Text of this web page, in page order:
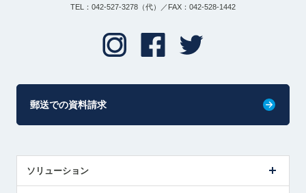
TEL：042-527-3278（代）／FAX：042-528-1442
郵送での資料請求
ソリューション